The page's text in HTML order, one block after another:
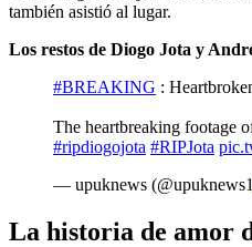
también asistió al lugar.
Los restos de Diogo Jota y
#BREAKING :
The heartbreaking footage
#ripdiogojota #RIPJota
— upuknews
La historia de amor